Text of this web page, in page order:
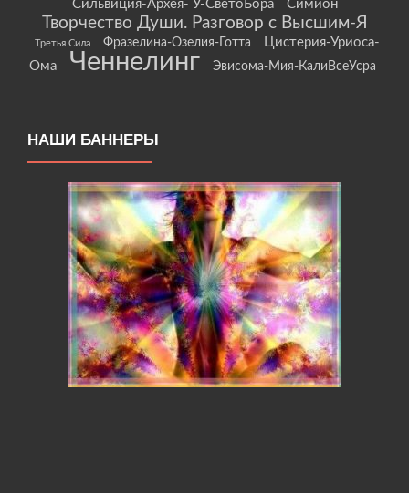
Сильвиция-Архея- У-СветоБора Симион
Творчество Души. Разговор с Высшим-Я
Третья Сила Фразелина-Озелия-Готта
Цистерия-Уриоса-
Ома
Ченнелинг Эвисома-Мия-КалиВсеУсра
НАШИ БАННЕРЫ